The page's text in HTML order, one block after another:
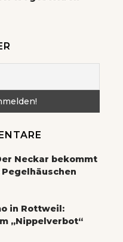
Neckar bekommt
in Rottweil:
„Nippelverbot“